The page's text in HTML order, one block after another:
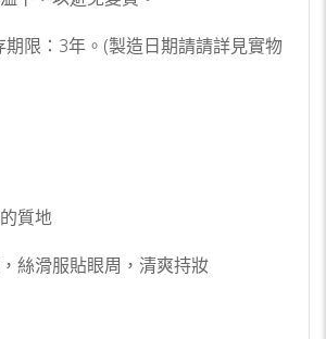
限：3年。(製造日期請請詳見實物
質地
絲滑服貼眼周，清爽持妝